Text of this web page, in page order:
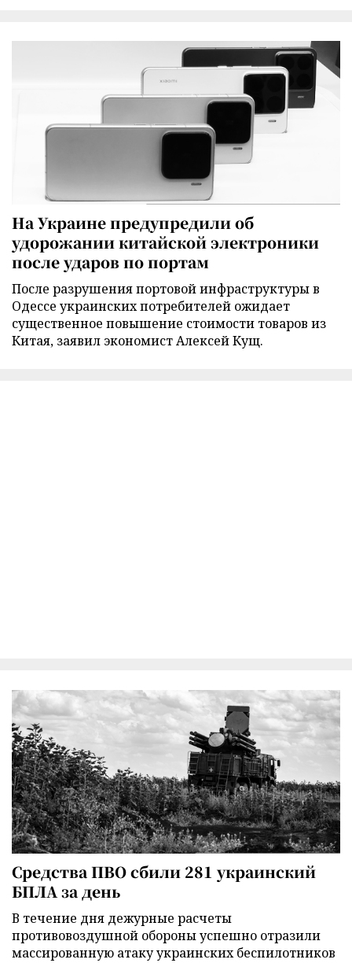
На Украине предупредили об
удорожании китайской электроники
после ударов по портам
После разрушения портовой инфраструктуры в
Одессе украинских потребителей ожидает
существенное повышение стоимости товаров из
Китая, заявил экономист Алексей Кущ.
Средства ПВО сбили 281 украинский
БПЛА за день
В течение дня дежурные расчеты
противовоздушной обороны успешно отразили
массированную атаку украинских беспилотников